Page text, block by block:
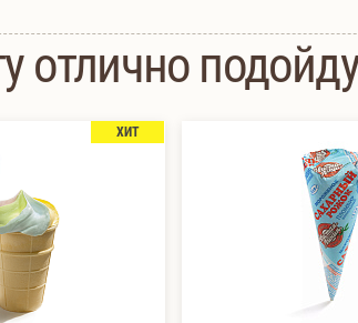
отлично
ХИТ